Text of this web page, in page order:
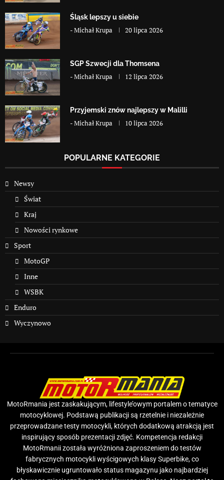
Śląsk lepszy u siebie
-Michał Krupa 20 lipca 2026
SGP Szwecji dla Thomsena
-Michał Krupa 12 lipca 2026
Przyjemski znów najlepszy w Malilli
-Michał Krupa 10 lipca 2026
POPULARNE KATEGORIE
Newsy
Świat
Kraj
Nowości rynkowe
Sport
MotoGP
Inne
WSBK
Enduro
Wyczynowo
MotoRmania jest zaskakującym, lifestyle’owym portalem o tematyce
motocyklowej. Podstawą publikacji są rzetelnie i niezależnie
przeprowadzane testy motocykli, których dodatkową atrakcją jest
inspirujący sposób prezentacji zdjęć. Kompetencja redakcji
MotoRmanii została wyróżniona zaproszeniem do testów
fabrycznych motocykli wyścigowych klasy Superbike, co
błyskawicznie ugruntowało status magazynu jako najbardziej